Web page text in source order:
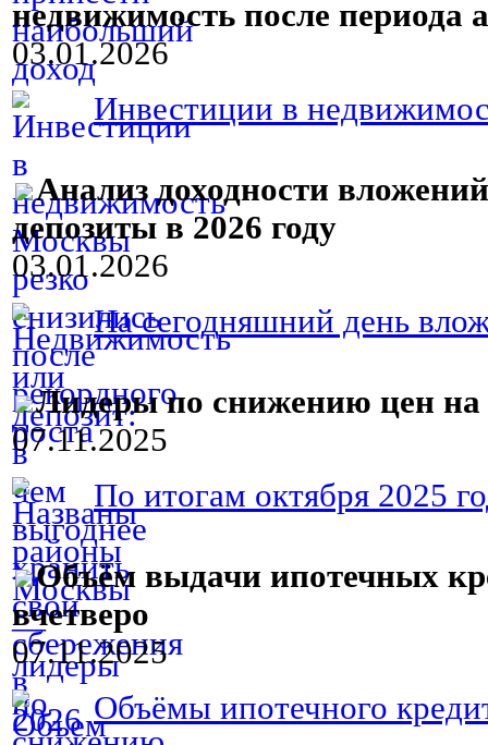
недвижимость после периода
03.01.2026
Инвестиции в
Анализ доходности
депозиты в 2026 году
03.01.2026
На сегодняшний день
Лидеры по снижению цен на
07.11.2025
По итогам октября 2025
Объём выдачи ипотечных
вчетверо
07.11.2025
Объёмы ипотечного